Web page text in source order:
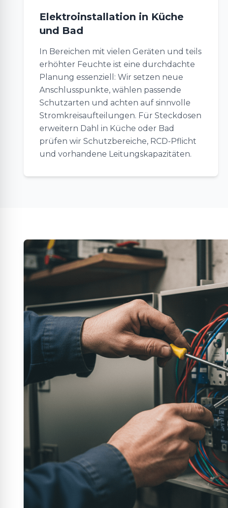
Elektroinstallation in Küche
und Bad
In Bereichen mit vielen Geräten und teils
erhöhter Feuchte ist eine durchdachte
Planung essenziell: Wir setzen neue
Anschlusspunkte, wählen passende
Schutzarten und achten auf sinnvolle
Stromkreisaufteilungen. Für Steckdosen
erweitern Dahl in Küche oder Bad
prüfen wir Schutzbereiche, RCD-Pflicht
und vorhandene Leitungskapazitäten.